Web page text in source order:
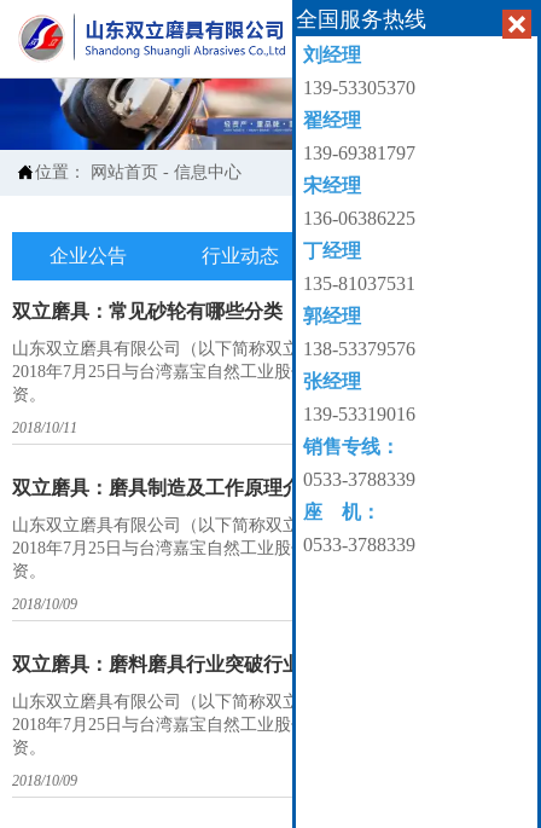

位置： 网站首页 -信息中心
企业公告 行业动态 产业知识
双立磨具：常见砂轮有哪些分类
山东双立磨具有限公司（以下简称双立磨具）成立于2014年6月，并于
2018年7月25日与台湾嘉宝自然工业股份有限公司总裁许芳荣先生合
资。
2018/10/11
双立磨具：磨具制造及工作原理介绍
山东双立磨具有限公司（以下简称双立磨具）成立于2014年6月，并于
2018年7月25日与台湾嘉宝自然工业股份有限公司总裁许芳荣先生合
资。
2018/10/09
双立磨具：磨料磨具行业突破行业瓶颈发展壮大
山东双立磨具有限公司（以下简称双立磨具）成立于2014年6月，并于
2018年7月25日与台湾嘉宝自然工业股份有限公司总裁许芳荣先生合
资。
2018/10/09
全国服务热线
刘经理
139-53305370
翟经理
139-69381797
宋经理
136-06386225
丁经理
135-81037531
郭经理
138-53379576
张经理
139-53319016
销售专线：
0533-3788339
座 机：
0533-3788339
